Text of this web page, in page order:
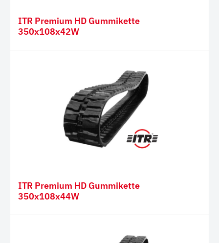
ITR Premium HD Gummikette
350x108x42W
ITR Premium HD Gummikette
350x108x44W